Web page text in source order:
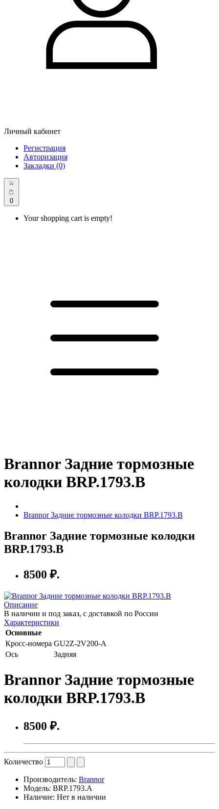
Личный кабинет
Регистрация
Авторизация
Закладки (0)
0
Your shopping cart is empty!
Brannor Задние тормозные
колодки BRP.1793.B
Brannor Задние тормозные колодки BRP.1793.B
Brannor Задние тормозные колодки
BRP.1793.B
8500 ₽.
Описание
В наличии и под заказ, с доставкой по России
Характеристики
Основные
Кросс-номера GU2Z-2V200-A
Ось
Задняя
Brannor Задние тормозные
колодки BRP.1793.B
8500 ₽.
Количество
Производитель: Brannor
Модель: BRP.1793.A
Наличие: Нет в наличии